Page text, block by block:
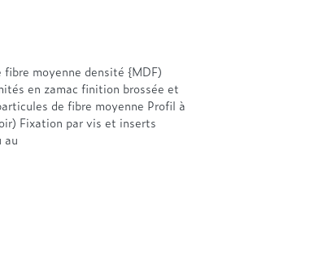
moyenne densité {MDF)
en zamac finition brossée et
de fibre moyenne Profil à
Fixation par vis et inserts
au